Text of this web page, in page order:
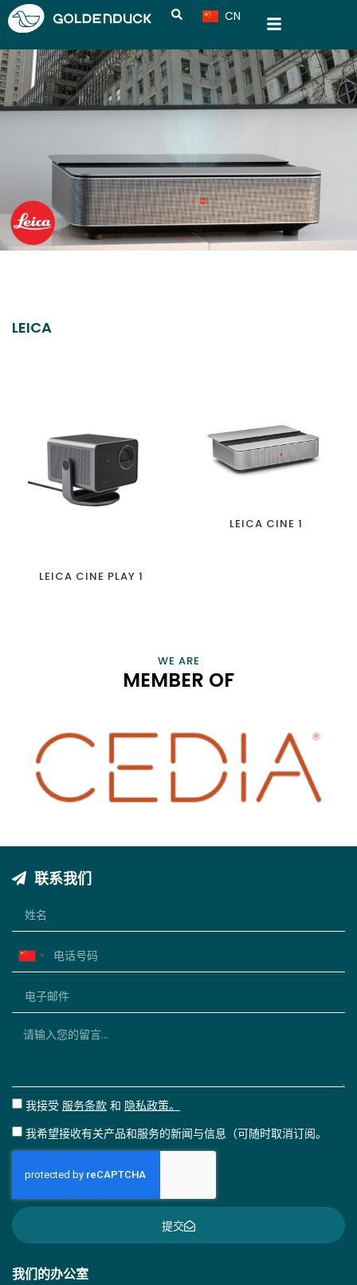
CN
VN
LEICA
LEICA CINE PLAY 1
LEICA CINE 1
WE ARE
MEMBER OF
VIEW INFORMATION
我们的办公室
联系我们
China
我接受 服务条款 和 隐私政策。
我希望接收有关产品和服务的新闻与信息（可随时取消订阅。
提交